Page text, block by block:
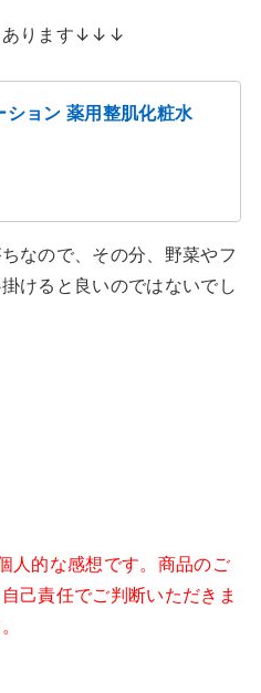
あります↓↓↓
ョン 薬用整肌化粧水
なので、その分、野菜やフ
けると良いのではないでし
人的な感想です。商品のご
己責任でご判断いただきま